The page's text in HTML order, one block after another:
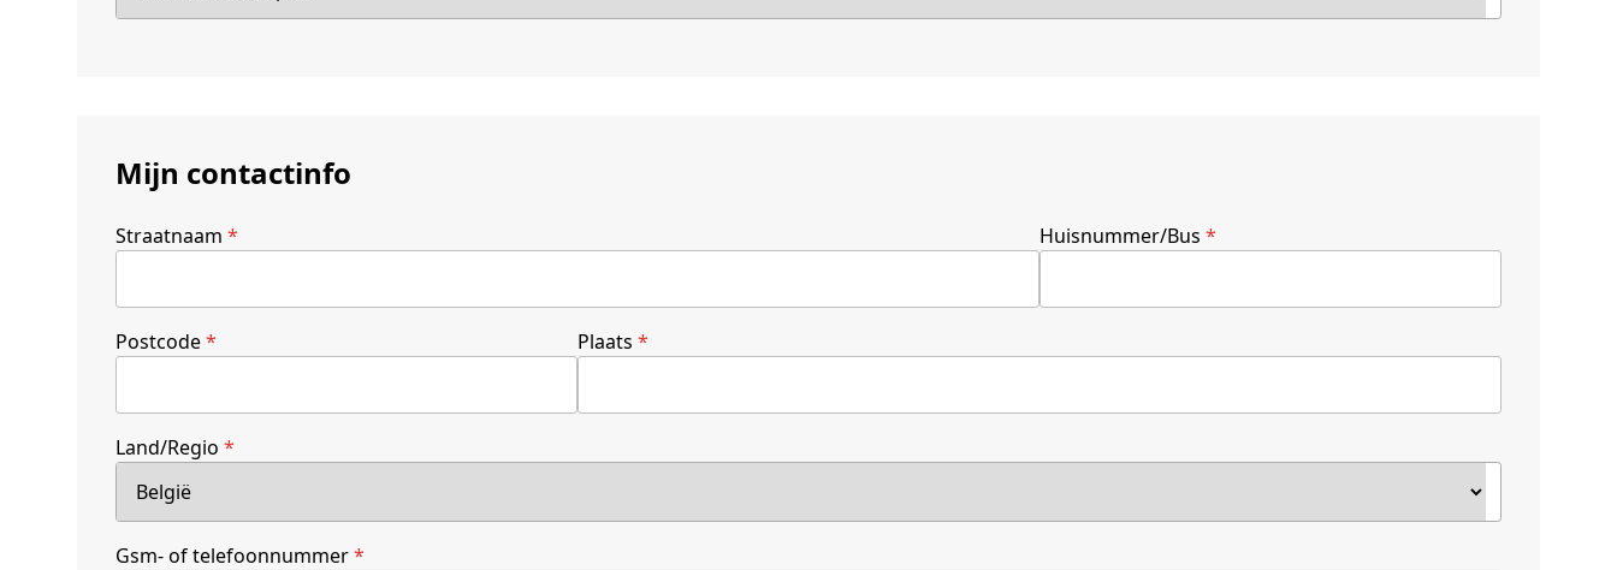
Mijn contactinfo
Straatnaam * Huisnummer/Bus *
Postcode* Plaats *
Land/Regio *
Gsm- of telefoonnummer*